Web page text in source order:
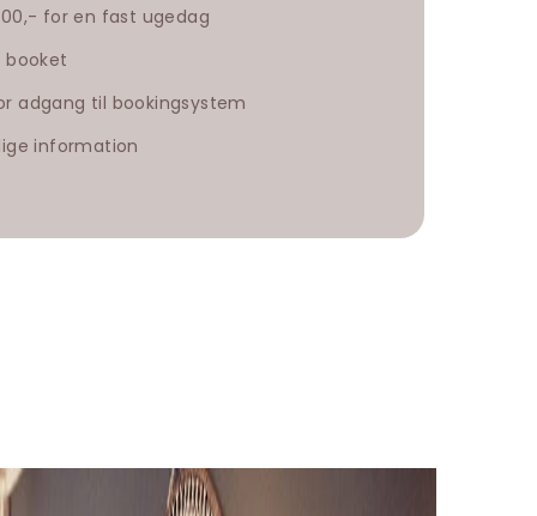
for en fast ugedag
booket
adgang til bookingsystem
information